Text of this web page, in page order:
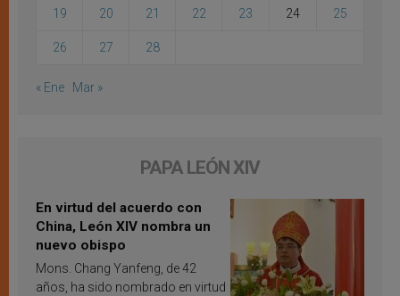
19 20 21 22 23 24 25
26 27 28
« Ene Mar »
PAPA LEÓN XIV
En virtud del acuerdo con
China, León XIV nombra un
nuevo obispo
Mons. Chang Yanfeng, de 42
años, ha sido nombrado en virtud